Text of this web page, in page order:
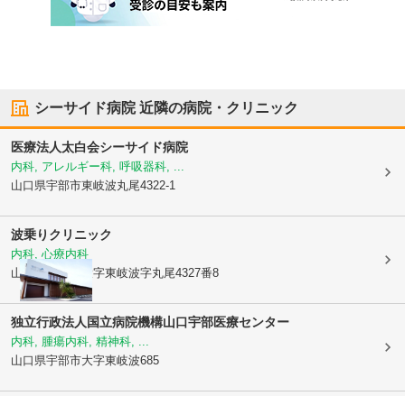
シーサイド病院近隣の病院・クリニック
医療法人太白会シーサイド病院
内科, アレルギー科, 呼吸器科, ...
山口県宇部市東岐波丸尾4322-1
波乗りクリニック
内科, 心療内科
山口県宇部市
大字東岐波字丸尾4327番8
独立行政法人国立病院機構山口宇部医療センター
内科, 腫瘍内科, 精神科, ...
山口県宇部市大字東岐波685